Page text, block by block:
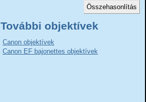
További objektívek
Canon objektívek
Canon EF bajonettes objektívek